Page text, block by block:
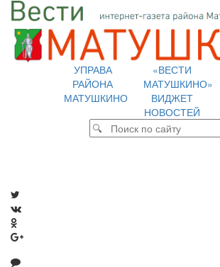
УПРАВА
РАЙОНА
МАТУШКИНО
«ВЕСТИ
МАТУШКИНО»
ВИДЖЕТ
НОВОСТЕЙ